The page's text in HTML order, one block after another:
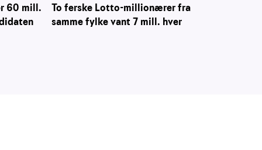
60 mill.
To ferske Lotto-millionærer fra
samme fylke vant 7 mill. hver